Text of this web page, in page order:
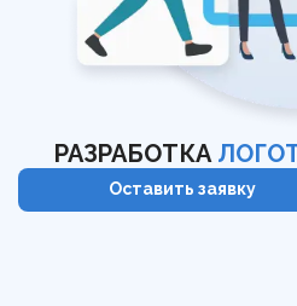
Команда
Кому мы помогаем
Обучение сервису в клинике
Калькулятор LTV
Гайд по медицинскому
UTM-генератор
RU
РАЗРАБОТКА
Оставить заявку